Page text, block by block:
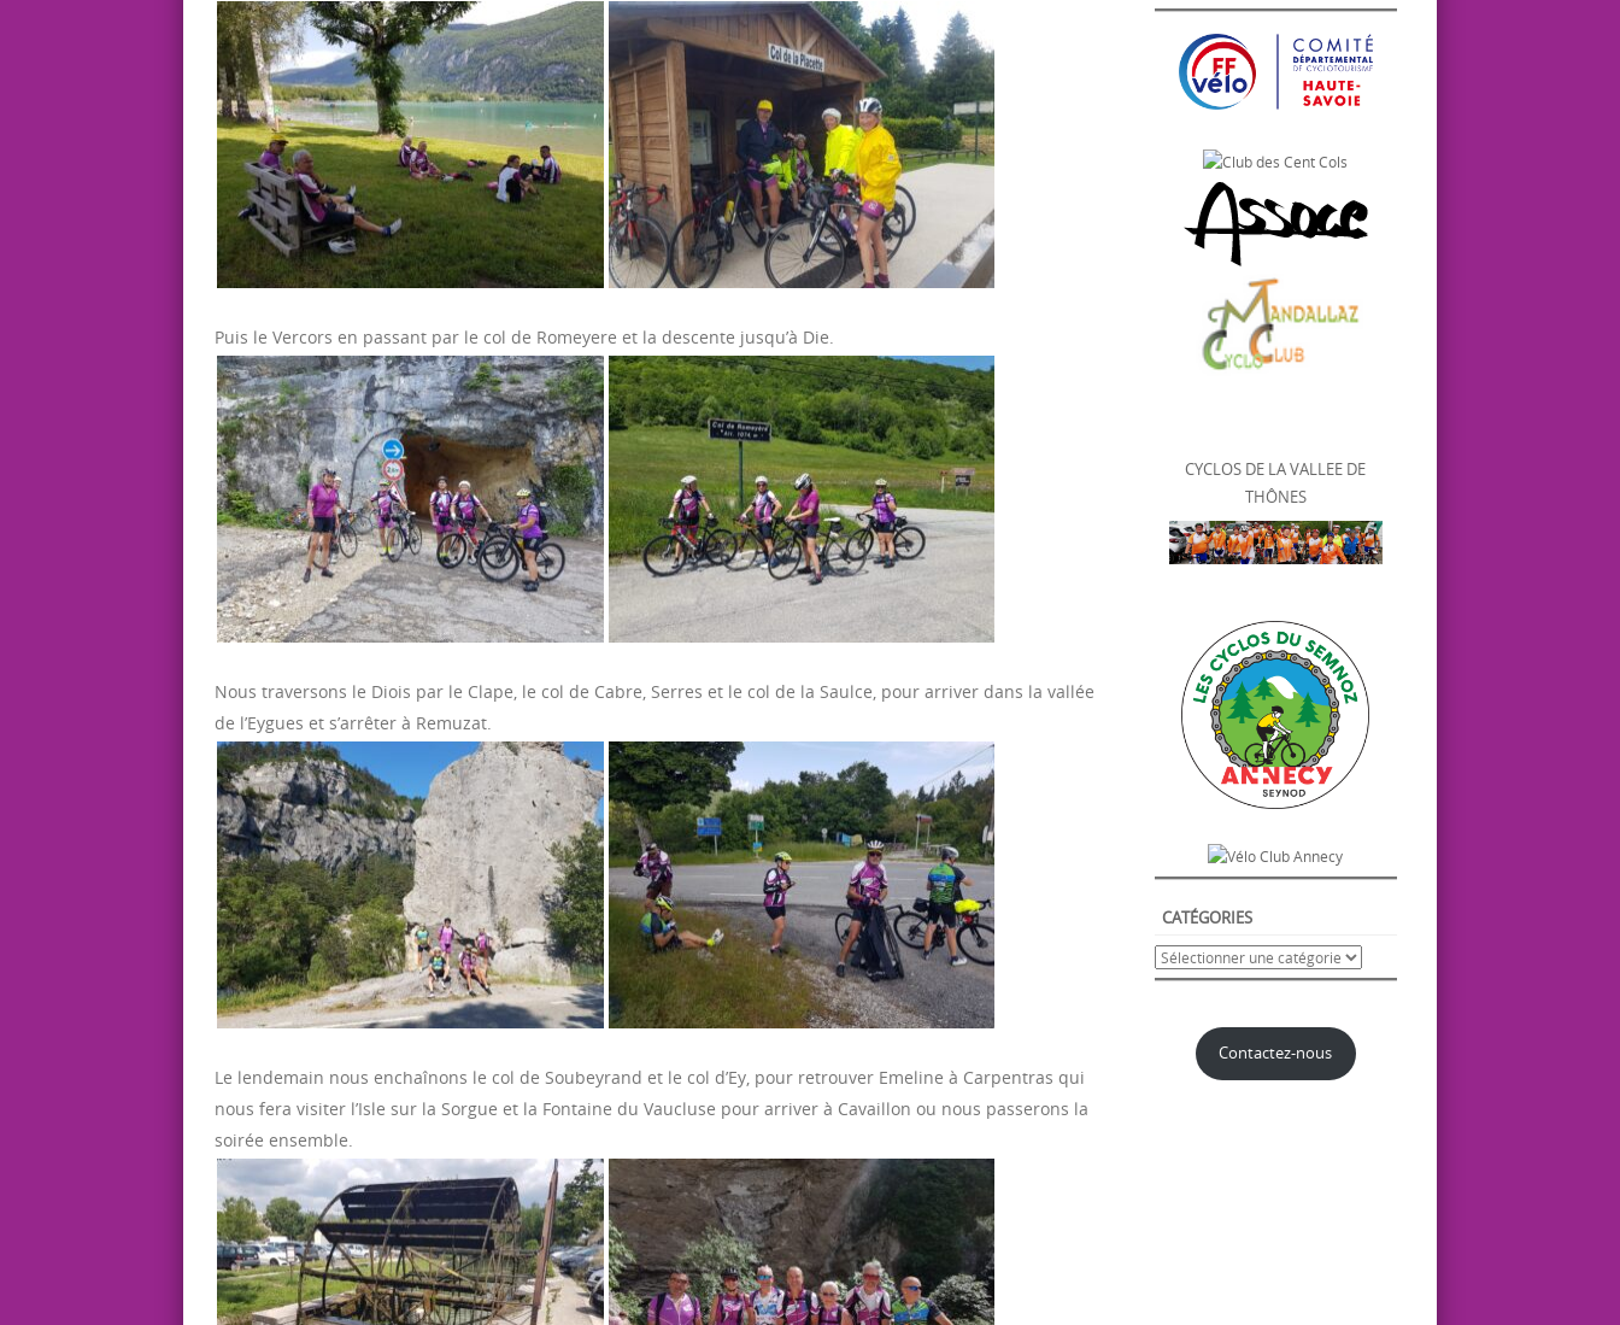
Puis le Vercors en passant par le col de Romeyere et la descente jusqu’à Die.
Nous traversons le Diois par le Clape, le col de Cabre, Serres et le col de la Saulce, pour arriver dans la vallée
de l’Eygues et s’arrêter à Remuzat.
Le lendemain nous enchaînons le col de Soubeyrand et le col d’Ey, pour retrouver Emeline à Carpentras qui
nous fera visiter l’Isle sur la Sorgue et la Fontaine du Vaucluse pour arriver à Cavaillon ou nous passerons la
soirée ensemble.
CYCLOS DE LA VALLEE DE
THÔNES
CATÉGORIES
Contactez-nous